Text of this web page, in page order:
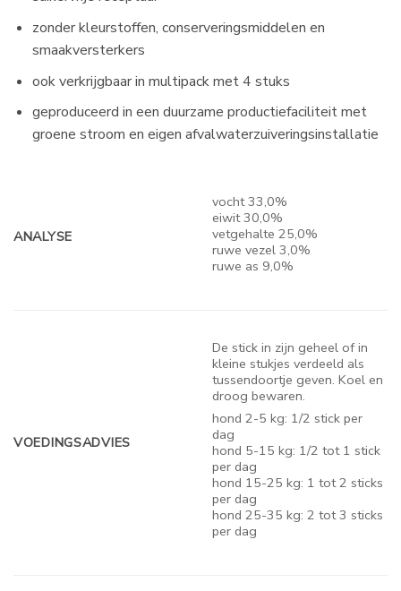
zonder kleurstoffen, conserveringsmiddelen en
smaakversterkers
ook verkrijgbaar in multipack met 4 stuks
geproduceerd in een duurzame productiefaciliteit met
groene stroom en eigen afvalwaterzuiveringsinstallatie
ANALYSE
vocht 33,0%
eiwit 30,0%
vetgehalte 25,0%
ruwe vezel 3,0%
ruwe as 9,0%
VOEDINGSADVIES
De stick in zijn geheel of in
kleine stukjes verdeeld als
tussendoortje geven. Koel en
droog bewaren.
hond 2-5 kg: 1/2 stick per
dag
hond 5-15 kg: 1/2 tot 1 stick
per dag
hond 15-25 kg: 1 tot 2 sticks
per dag
hond 25-35 kg: 2 tot 3 sticks
per dag